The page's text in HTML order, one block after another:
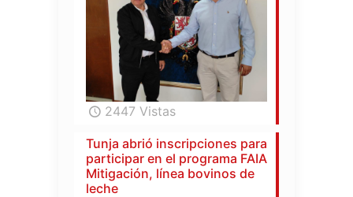
2447 Vistas
Tunja abrió inscripciones para
participar en el programa FAIA
Mitigación, línea bovinos de
leche